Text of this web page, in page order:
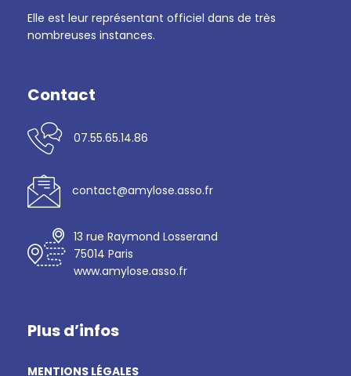
Elle est leur représentant officiel dans de très
nombreuses instances.
Contact
07.55.65.14.86
contact@amylose.asso.fr
13 rue Raymond Losserand
75014 Paris
www.amylose.asso.fr
Plus d’infos
MENTIONS LÉGALES